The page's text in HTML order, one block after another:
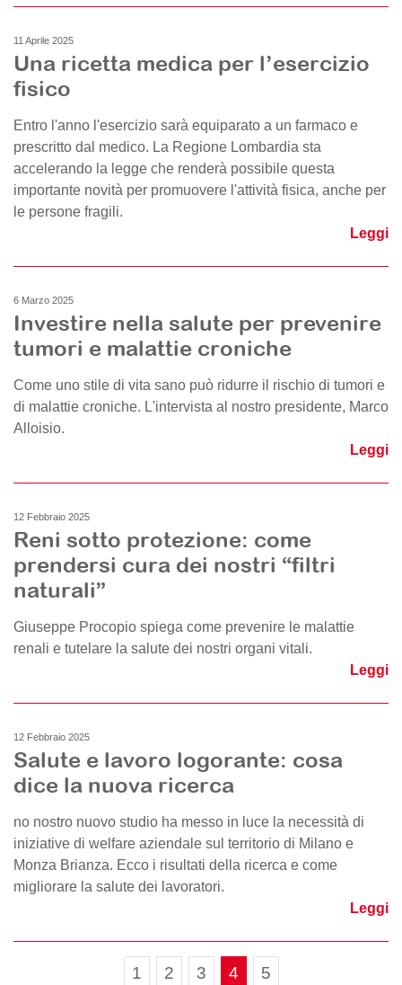
11 Aprile 2025
Una ricetta medica per l’esercizio
fisico
Entro l'anno l'esercizio sarà equiparato a un farmaco e
prescritto dal medico. La Regione Lombardia sta
accelerando la legge che renderà possibile questa
importante novità per promuovere l'attività fisica, anche per
le persone fragili.
Leggi
6 Marzo 2025
Investire nella salute per prevenire
tumori e malattie croniche
Come uno stile di vita sano può ridurre il rischio di tumori e
di malattie croniche. L'intervista al nostro presidente, Marco
Alloisio.
Leggi
12 Febbraio 2025
Reni sotto protezione: come
prendersi cura dei nostri “filtri
naturali”
Giuseppe Procopio spiega come prevenire le malattie
renali e tutelare la salute dei nostri organi vitali.
Leggi
12 Febbraio 2025
Salute e lavoro logorante: cosa
dice la nuova ricerca
no nostro nuovo studio ha messo in luce la necessità di
iniziative di welfare aziendale sul territorio di Milano e
Monza Brianza. Ecco i risultati della ricerca e come
migliorare la salute dei lavoratori.
Leggi
Page navigation
Page
1 Page
2 Page
3 Current Page
4 Page
5